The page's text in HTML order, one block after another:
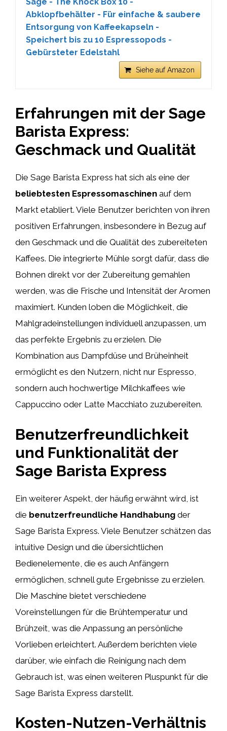
Abklopfbehälter - Für einfache & saubere
Entsorgung von Kaffeekapseln -
Speichert bis zu 10 Espressopods -
Gebürsteter Edelstahl
Siehe auf Amazon
Erfahrungen mit der Sage
Barista Express:
Geschmack und Qualität
Die Sage Barista Express hat sich als eine der
beliebtesten Espressomaschinen auf dem
Markt etabliert. Viele Benutzer berichten von ihren
positiven Erfahrungen, insbesondere in Bezug auf
den Geschmack und die Qualität des zubereiteten
Kaffees. Die integrierte Mühle sorgt dafür, dass die
Bohnen direkt vor der Zubereitung gemahlen
werden, was die Frische und Intensität der Aromen
maximiert. Kunden loben die Möglichkeit, die
Mahlgradeinstellungen individuell anzupassen, um
das perfekte Ergebnis zu erzielen. Die
Kombination aus Dampfdüse und Brüheinheit
ermöglicht es den Nutzern, nicht nur Espresso,
sondern auch hochwertige Milchkaffees wie
Cappuccino oder Latte Macchiato zuzubereiten.
Benutzerfreundlichkeit
und Funktionalität der
Sage Barista Express
Ein weiterer Aspekt, der häufig erwähnt wird, ist
die benutzerfreundliche Handhabung der
Sage Barista Express. Viele Benutzer schätzen das
intuitive Design und die übersichtlichen
Bedienelemente, die es auch Anfängern
ermöglichen, schnell gute Ergebnisse zu erzielen.
Die Maschine bietet verschiedene
Voreinstellungen für die Brühtemperatur und
Brühzeit, was die Anpassung an persönliche
Vorlieben erleichtert. Außerdem berichten viele
darüber, wie einfach die Reinigung nach dem
Gebrauch ist, was einen weiteren Pluspunkt für die
Sage Barista Express darstellt.
Kosten-Nutzen-Verhältnis